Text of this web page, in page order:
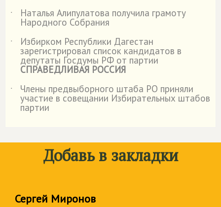
˙
Наталья Алипулатова получила грамоту
Народного Собрания
˙
Избирком Республики Дагестан
зарегистрировал список кандидатов в
депутаты Госдумы РФ от партии
СПРАВЕДЛИВАЯ РОССИЯ
˙
Члены предвыборного штаба РО приняли
участие в совещании Избирательных штабов
партии
Добавь в закладки
Сергей Миронов